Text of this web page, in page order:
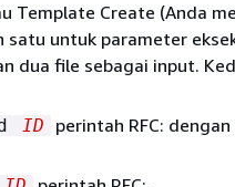
Template Create (Anda
satu untuk parameter
dua file sebagai input.
ID
perintah RFC: dengan